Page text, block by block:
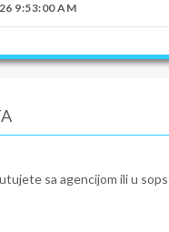
9:53:00 AM
sa agencijom ili u